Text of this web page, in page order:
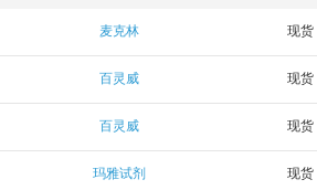
麦克林 现货
百灵威 现货
百灵威 现货
玛雅试剂 现货